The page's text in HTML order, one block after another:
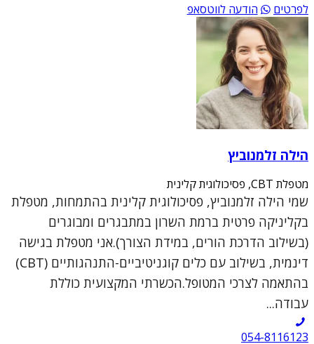
לפרטים
הודעה לווטסאפ
הילה זלמנוביץ
מטפלת CBT, פסיכולוגית קלינית
שמי הילה זלמנוביץ, פסיכולוגית קלינית בהתמחות, מטפלת
בקליניקה פרטית ברמת השרון במתבגרים ומבוגרים
(בשילוב הדרכת הורים, במידת הצורך).אני מטפלת בגישה
דינמית, בשילוב עם כלים קוגניטיביים-התנהגותיים (CBT)
בהתאמה לצרכי המטופל.הכשרתי המקצועית כוללת
עבודה...
054-8116123